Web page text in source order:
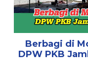
Berbagi di
DPW PKB